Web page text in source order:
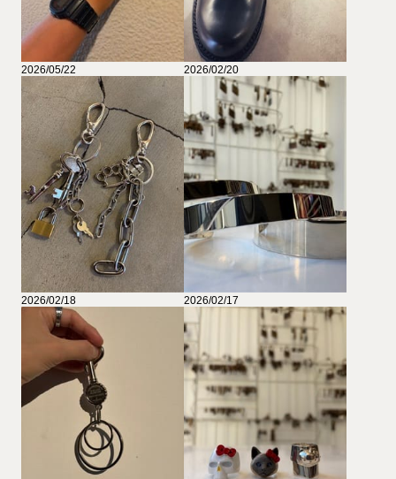
2026/05/22 2026/02/20
2026/02/18 2026/02/17